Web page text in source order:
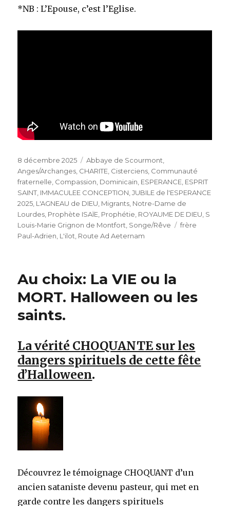
*NB : L’Epouse, c’est l’Eglise.
Publié
le
8 décembre 2025 Catégories
Abbaye de Scourmont
Anges/Archanges CHARITE Cisterciens Communauté
fraternelle Compassion Dominicain ESPERANCE ESPRIT
SAINT IMMACULEE CONCEPTION ,JUBILE de l'ESPERANCE
2025 L'AGNEAU de DIEU Migrants Notre-Dame de
Lourdes Prophète ISAÏE Prophétie ROYAUME DE DIEU S
Louis-Marie Grignon de Montfort Songe/Rêve Étiquettes
frère
Paul-Adrien L'ilot Route Ad Aeternam
Au choix: La VIE ou la
MORT. Halloween ou les
saints.
La vérité CHOQUANTE sur les
dangers spirituels de cette fête
d’Halloween.
Découvrez le témoignage CHOQUANT d’un
ancien sataniste devenu pasteur, qui met en
garde contre les dangers spirituels